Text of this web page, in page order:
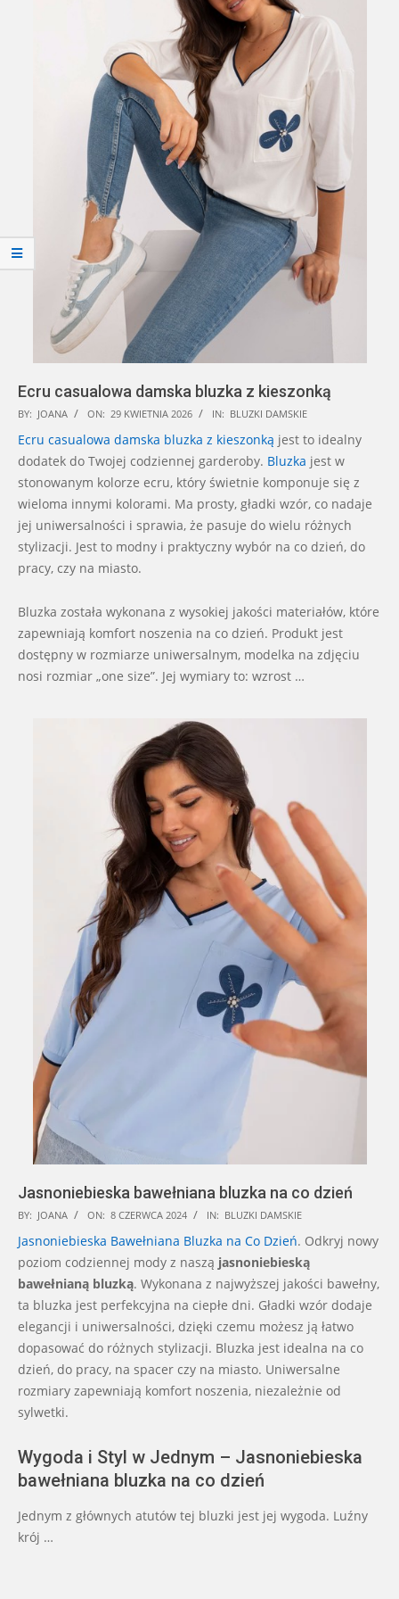
Ecru casualowa damska bluzka z kieszonką
2026-
04-
29
BY: JOANA ON: 29 KWIETNIA 2026 IN: BLUZKI DAMSKIE
Ecru casualowa damska bluzka z kieszonką jest to idealny
dodatek do Twojej codziennej garderoby. Bluzka jest w
stonowanym kolorze ecru, który świetnie komponuje się z
wieloma innymi kolorami. Ma prosty, gładki wzór, co nadaje
jej uniwersalności i sprawia, że pasuje do wielu różnych
stylizacji. Jest to modny i praktyczny wybór na co dzień, do
pracy, czy na miasto.
Bluzka została wykonana z wysokiej jakości materiałów, które
zapewniają komfort noszenia na co dzień. Produkt jest
dostępny w rozmiarze uniwersalnym, modelka na zdjęciu
nosi rozmiar „one size”. Jej wymiary to: wzrost …
Jasnoniebieska bawełniana bluzka na co dzień
2024-
06-
08
BY: JOANA ON: 8 CZERWCA 2024 IN: BLUZKI DAMSKIE
Jasnoniebieska Bawełniana Bluzka na Co Dzień. Odkryj nowy
poziom codziennej mody z naszą jasnoniebieską
bawełnianą bluzką. Wykonana z najwyższej jakości bawełny,
ta bluzka jest perfekcyjna na ciepłe dni. Gładki wzór dodaje
elegancji i uniwersalności, dzięki czemu możesz ją łatwo
dopasować do różnych stylizacji. Bluzka jest idealna na co
dzień, do pracy, na spacer czy na miasto. Uniwersalne
rozmiary zapewniają komfort noszenia, niezależnie od
sylwetki.
Wygoda i Styl w Jednym – Jasnoniebieska
bawełniana bluzka na co dzień
Jednym z głównych atutów tej bluzki jest jej wygoda. Luźny
krój …